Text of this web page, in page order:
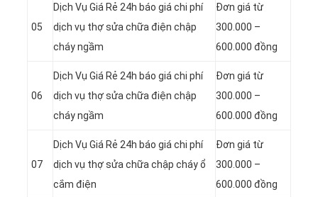
05
Dịch Vụ Giá Rẻ 24h báo giá chi phí
dịch vụ thợ sửa chữa điện chập
cháy ngầm
Đơn giá từ
300.000 –
600.000 đồng
06
Dịch Vụ Giá Rẻ 24h báo giá chi phí
dịch vụ thợ sửa chữa điện chập
cháy ngầm
Đơn giá từ
300.000 –
600.000 đồng
07
Dịch Vụ Giá Rẻ 24h báo giá chi phí
dịch vụ thợ sửa chữa chập cháy ổ
cắm điện
Đơn giá từ
300.000 –
600.000 đồng